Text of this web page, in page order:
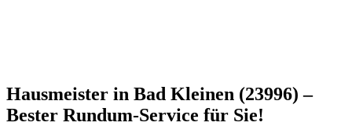
Hausmeister in Bad Kleinen (23996) –
Bester Rundum-Service für Sie!